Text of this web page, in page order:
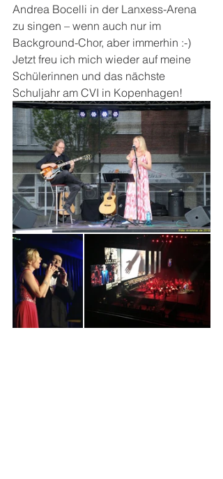
Andrea Bocelli in der Lanxess-Arena
zu singen – wenn auch nur im
Background-Chor, aber immerhin :-)
Jetzt freu ich mich wieder auf meine
Schülerinnen und das nächste
Schuljahr am CVI in Kopenhagen!